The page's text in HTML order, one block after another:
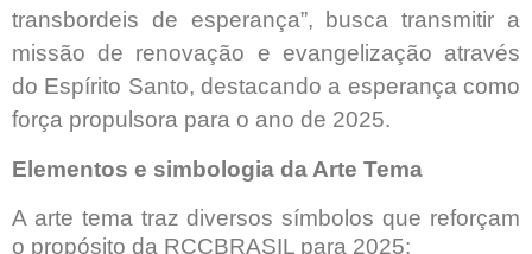
transbordeis de esperança”, busca transmitir a
missão de renovação e evangelização através
do Espírito Santo, destacando a esperança como
força propulsora para o ano de 2025.
Elementos e simbologia da Arte Tema
A arte tema traz diversos símbolos que reforçam
o propósito da RCCBRASIL para 2025: